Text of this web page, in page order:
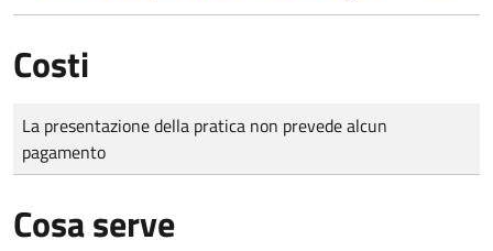
Costi
Tipo di pagamento
Importo
La presentazione della pratica non prevede alcun
pagamento
Cosa serve